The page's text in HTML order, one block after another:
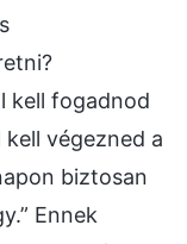
kell fogadnod
végezned a
biztosan
Ennek